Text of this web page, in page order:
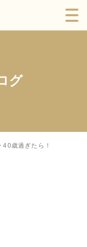
グ
40歳過ぎたら！